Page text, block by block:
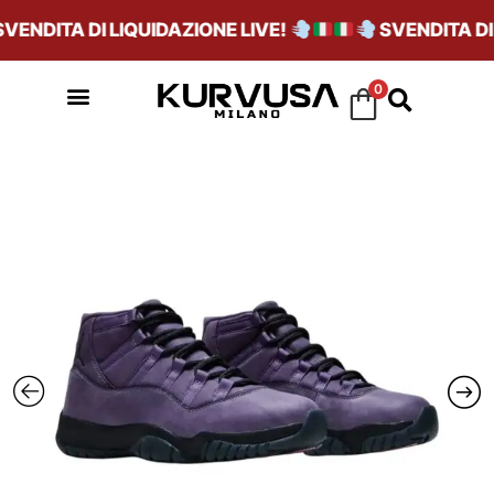
DI LIQUIDAZIONE LIVE! SVENDITA DI
0